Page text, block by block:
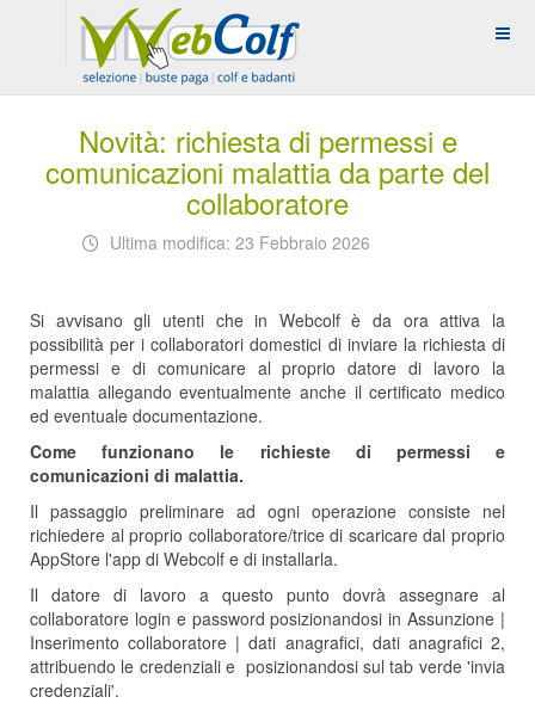
Novità: richiesta di permessi e
comunicazioni malattia da parte del
collaboratore
Ultima modifica: 23 Febbraio 2026
Si avvisano gli utenti che in Webcolf è da ora attiva la
possibilità per i collaboratori domestici di inviare la richiesta di
permessi e di comunicare al proprio datore di lavoro la
malattia allegando eventualmente anche il certificato medico
ed eventuale documentazione.
Come funzionano le richieste di permessi e
comunicazioni di malattia.
Il passaggio preliminare ad ogni operazione consiste nel
richiedere al proprio collaboratore/trice di scaricare dal proprio
AppStore l'app di Webcolf e di installarla.
Il datore di lavoro a questo punto dovrà assegnare al
collaboratore login e password posizionandosi in Assunzione |
Inserimento collaboratore | dati anagrafici, dati anagrafici 2,
attribuendo le credenziali e posizionandosi sul tab verde 'invia
credenziali'.